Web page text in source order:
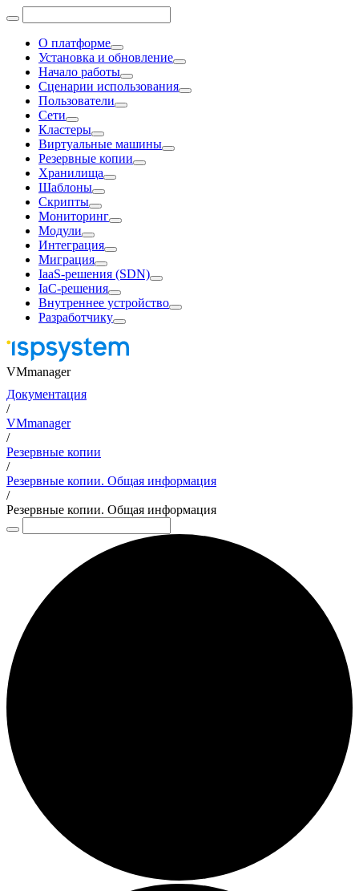
О платформе
Установка и обновление
Начало работы
Сценарии использования
Пользователи
Сети
Кластеры
Виртуальные машины
Резервные копии
Хранилища
Шаблоны
Скрипты
Мониторинг
Модули
Интеграция
Миграция
IaaS-решения (SDN)
IaC-решения
Внутреннее устройство
Разработчику
VMmanager
Документация
/
VMmanager
/
Резервные копии
/
Резервные копии. Общая информация
/
Резервные копии. Общая информация